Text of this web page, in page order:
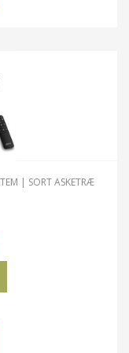
| SORT ASKETRÆ